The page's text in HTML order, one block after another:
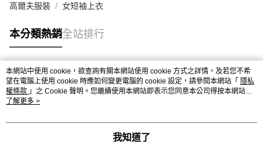
高爾夫服裝 女短袖上衣
本分類熱銷全站排行
熱門標籤
本網站中使用 cookie，欲查詢有關本網站使用 cookie 方式之詳情，及若您不希
望在電腦上使用 cookie 時應如何變更電腦的 cookie 設定，請參閱本網站「 隱私
權條款 」之 Cookie 聲明。您繼續使用本網站即表示您同意本公司得按本網站使
用條款之 Cookie 聲明使用 cookie。
了解更多 >
我知道了